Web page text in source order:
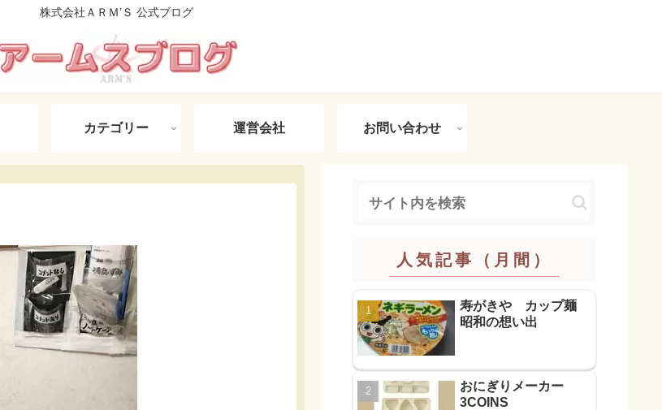
株式会社ＡＲＭ’Ｓ 公式ブログ
カテゴリー 運営会社 お問い合わせ
人気記事（月間）
寿がきや カップ麺
昭和の想い出
おにぎりメーカー
3COINS